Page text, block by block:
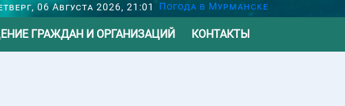
06 Августа 2026, 21:01 Погода в Мурманске
ГРАЖДАН И ОРГАНИЗАЦИЙ КОНТАКТЫ